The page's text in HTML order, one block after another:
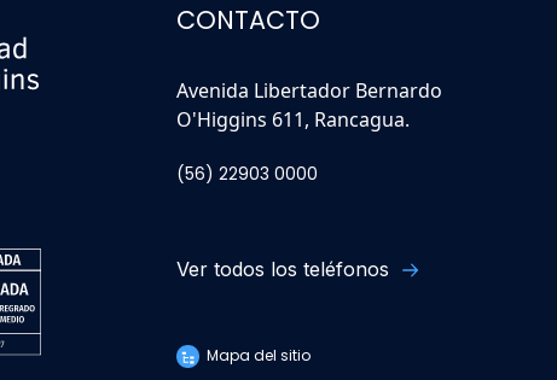
CONTACTO
Avenida Libertador Bernardo
O'Higgins 611, Rancagua.
(56) 22903 0000
Ver todos los teléfonos
Mapa del sitio